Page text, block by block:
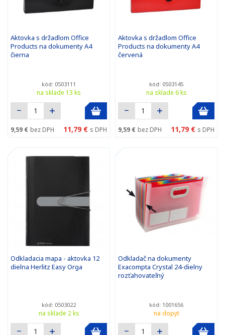
Aktovka s držadlom Office
Products na dokumenty A4
čierna
kód: 0503111
na sklade 13 ks
9,59 € bez DPH 11,79 € s DPH
Aktovka s držadlom Office
Products na dokumenty A4
červená
kód: 0503145
na sklade 6 ks
9,59 € bez DPH 11,79 € s DPH
Odkladacia mapa - aktovka 12
dielna Herlitz Easy Orga
kód: 0503022
na sklade 2 ks
Odkladač na dokumenty
Exacompta Crystal 24-dielny
rozťahovateľný
kód: 1001656
na dopyt